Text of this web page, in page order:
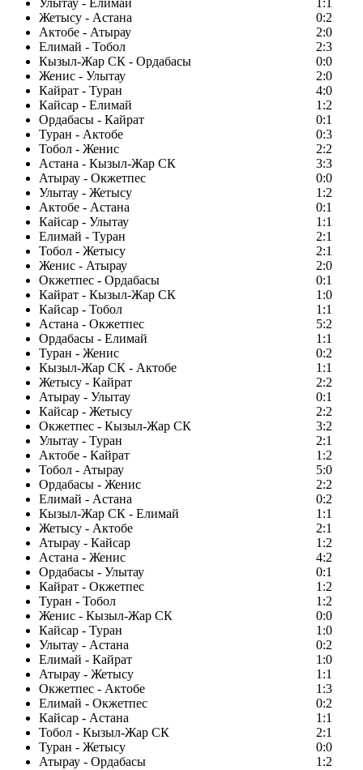
Улытау - Елимай
1:1
Жетысу - Астана
0:2
Актобе - Атырау
2:0
Елимай - Тобол
2:3
Кызыл-Жар СК - Ордабасы
0:0
Женис - Улытау
2:0
Кайрат - Туран
4:0
Кайсар - Елимай
1:2
Ордабасы - Кайрат
0:1
Туран - Актобе
0:3
Тобол - Женис
2:2
Астана - Кызыл-Жар СК
3:3
Атырау - Окжетпес
0:0
Улытау - Жетысу
1:2
Актобе - Астана
0:1
Кайсар - Улытау
1:1
Елимай - Туран
2:1
Тобол - Жетысу
2:1
Женис - Атырау
2:0
Окжетпес - Ордабасы
0:1
Кайрат - Кызыл-Жар СК
1:0
Кайсар - Тобол
1:1
Астана - Окжетпес
5:2
Ордабасы - Елимай
1:1
Туран - Женис
0:2
Кызыл-Жар СК - Актобе
1:1
Жетысу - Кайрат
2:2
Атырау - Улытау
0:1
Кайсар - Жетысу
2:2
Окжетпес - Кызыл-Жар СК
3:2
Улытау - Туран
2:1
Актобе - Кайрат
1:2
Тобол - Атырау
5:0
Ордабасы - Женис
2:2
Елимай - Астана
0:2
Кызыл-Жар СК - Елимай
1:1
Жетысу - Актобе
2:1
Атырау - Кайсар
1:2
Астана - Женис
4:2
Ордабасы - Улытау
0:1
Кайрат - Окжетпес
1:2
Туран - Тобол
1:2
Женис - Кызыл-Жар СК
0:0
Кайсар - Туран
1:0
Улытау - Астана
0:2
Елимай - Кайрат
1:0
Атырау - Жетысу
1:1
Окжетпес - Актобе
1:3
Елимай - Окжетпес
0:2
Кайсар - Астана
1:1
Тобол - Кызыл-Жар СК
2:1
Туран - Жетысу
0:0
Атырау - Ордабасы
1:2